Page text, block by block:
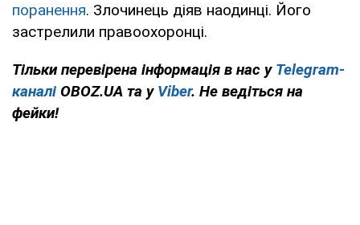
поранення. Злочинець діяв наодинці. Його
застрелили правоохоронці.
Тільки перевірена інформація в нас у Telegram-
каналі OBOZ.UA та у Viber. Не ведіться на
фейки!